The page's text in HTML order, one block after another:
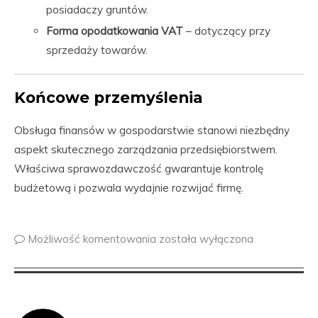
posiadaczy gruntów.
Forma opodatkowania VAT – dotyczący przy
sprzedaży towarów.
Końcowe przemyślenia
Obsługa finansów w gospodarstwie stanowi niezbędny
aspekt skutecznego zarządzania przedsiębiorstwem.
Właściwa sprawozdawczość gwarantuje kontrolę
budżetową i pozwala wydajnie rozwijać firmę.
Możliwość komentowania została wyłączona